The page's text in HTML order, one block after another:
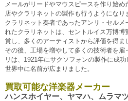
メールがリードやマウスピースを作り始
店やクラリネットの製作も行うようになり
クラリネット奏者であったアンリ・セルメ
れたクラリネットは、セントルイス万博博
賞し、多くのアーティストから評価を得ま
その後、工場を増やして多くの技術者を
リは、1921年にサクソフォンの製作に成功
世界中に名前が広まりました。
買取可能な洋楽器メーカー
ハンスホイヤー、ヤマハ、ムラマ